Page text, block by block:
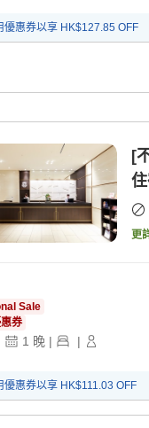
優惠券以享 HK$127.85 OFF
[
更
Sale
券
1 晚 | |
優惠券以享 HK$111.03 OFF